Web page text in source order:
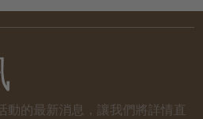
動的最新消息，讓我們將詳情直